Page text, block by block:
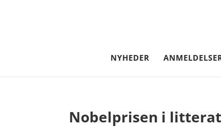
NYHEDER
Nobelprisen i